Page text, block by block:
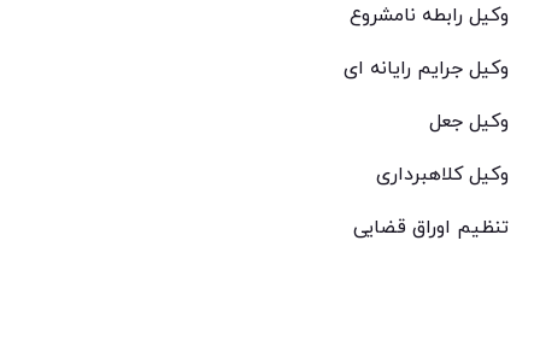
وکیل رابطه نامشروع
وکیل جرایم رایانه ای
وکیل جعل
وکیل کلاهبرداری
تنظیم اوراق قضایی